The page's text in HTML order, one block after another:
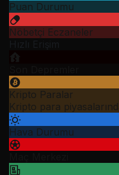
Puan Durumu
Nöbetçi Eczaneler
Kripto Paralar
Kripto para
Hava Durumu